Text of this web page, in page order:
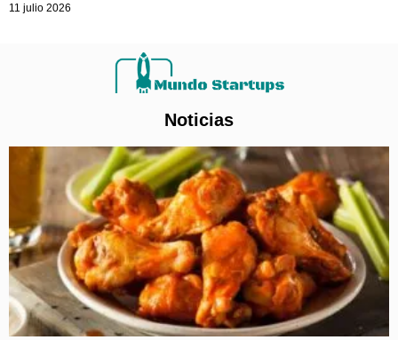
11 julio 2026
Noticias